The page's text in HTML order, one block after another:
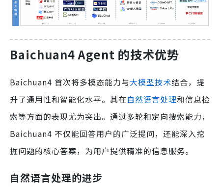
Baichuan4 Agent 的技术优势
Baichuan4 首次将多模态能力与大模型技术结合，提
升了通用性和智能化水平。其在自然语言处理和信息检
索等方面的表现尤为突出。通过多轮和定向搜索能力，
Baichuan4 不仅能回答用户的广泛提问，还能深入挖
掘问题的核心答案，为用户提供精准的信息服务。
自然语言处理的进步